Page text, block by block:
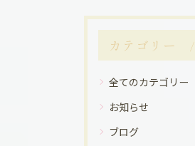
カテゴリー
全てのカテゴリー
お知らせ
ブログ